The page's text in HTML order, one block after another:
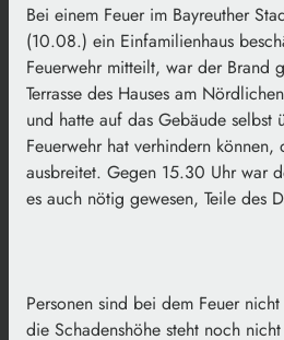
Bei einem Feuer im Bayreuther
(10.08.) ein Einfamilienhaus
Feuerwehr mitteilt, war der Brand
Terrasse des Hauses am
und hatte auf das Gebäude selbst
Feuerwehr hat verhindern können,
ausbreitet. Gegen 15.30 Uhr war
es auch nötig gewesen, Teile des
Personen sind bei dem Feuer
die Schadenshöhe steht noch